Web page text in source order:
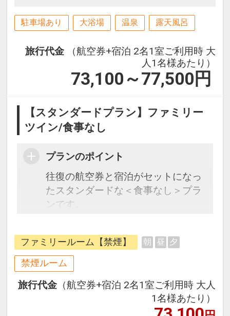
駐車場あり 大浴場 温泉 露天風呂
旅行代金
（航空券+宿泊 2名1室ご利用時 大
人1名様あたり）
73,100～77,500 円
【スタンダードプラン】ファミリー
ツイン/食事なし
プランのポイント
往復の航空券と宿泊がセットになっ
たスタンダードな＜食事なし＞プラ
ンです。
できるダイナミックパッケージだか
ら、一都市滞在はもちろん周遊旅行
にも最適！
旅行期間中の1泊だけの宿泊や延
泊・飛び泊なども自由自在です。
フライトは、安心のJAL（または
ファミリールーム【禁煙】 朝 昼 夕
禁煙ルーム
旅行代金 （航空券+宿泊 2名1室ご利用時 大人
1名様あたり）